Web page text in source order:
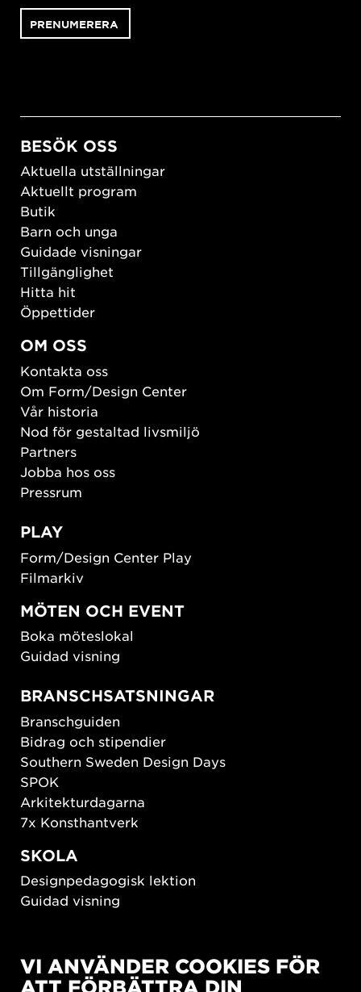
BESÖK OSS
Aktuella utställningar
Aktuellt program
Butik
Barn och unga
Guidade visningar
Tillgänglighet
Hitta hit
Öppettider
OM OSS
Kontakta oss
Om Form/Design Center
Vår historia
Nod för gestaltad livsmiljö
Partners
Jobba hos oss
Pressrum
PLAY
Form/Design Center Play
Filmarkiv
MÖTEN OCH EVENT
Boka möteslokal
Guidad visning
BRANSCHSATSNINGAR
Branschguiden
Bidrag och stipendier
Southern Sweden Design Days
SPOK
Arkitekturdagarna
7x Konsthantverk
SKOLA
Designpedagogisk lektion
Guidad visning
New European Bauhaus
SUSTAINORDIC
VI ANVÄNDER COOKIES FÖR
ATT FÖRBÄTTRA DIN